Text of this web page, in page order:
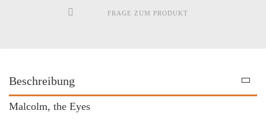
FRAGE ZUM PRODUKT
Beschreibung
Malcolm, the Eyes